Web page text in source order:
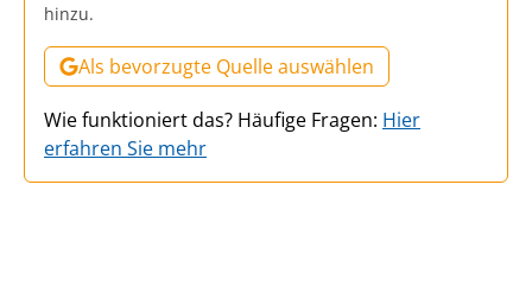
hinzu.
Als bevorzugte Quelle auswählen
Wie funktioniert das? Häufige Fragen: Hier
erfahren Sie mehr